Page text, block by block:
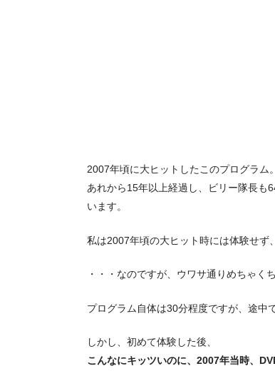
2007年頃に大ヒットしたこのプログラム。
あれから15年以上経過し、ビリー隊長も
います。
私は2007年頃の大ヒット時には体験せ
・・・なのですが、ウワサ通りめちゃく
プログラム自体は30分程度ですが、途中
しかし、初めて体験した後、
こんなにキッツいのに、2007年当時、